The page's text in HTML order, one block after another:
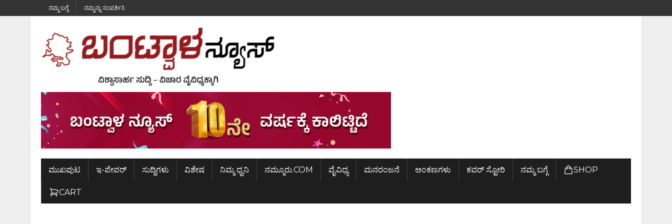
ನಮ್ಮ ಬಗ್ಗೆ ನಮ್ಮನ್ನು ಸಂಪರ್ಕಿಸಿ
ಮುಖಪುಟ ಇ-ಪೇಪರ್ ಸುದ್ದಿಗಳು ವಿಶೇಷ ನಿಮ್ಮ ಧ್ವನಿ ನಮ್ಮೂರು.COM ವೈವಿಧ್ಯ ಮನರಂಜನೆ ಅಂಕಣಗಳು ಕವರ್ ಸ್ಟೋರಿ ನಮ್ಮ ಬಗ್ಗೆ SHOP
CART